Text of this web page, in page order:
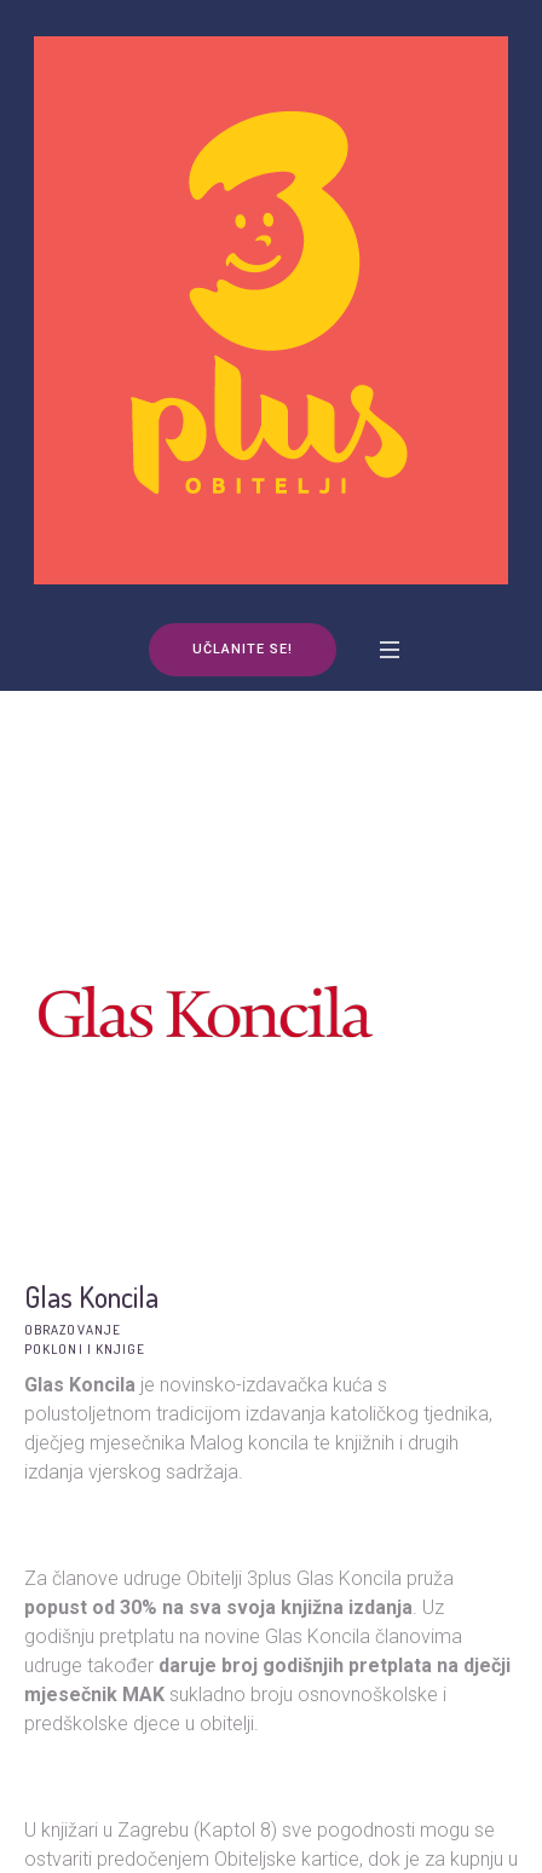
UČLANITE SE!
Glas Koncila
OBRAZOVANJE
POKLONI I KNJIGE
Glas Koncila je novinsko-izdavačka kuća s
polustoljetnom tradicijom izdavanja katoličkog tjednika,
dječjeg mjesečnika Malog koncila te knjižnih i drugih
izdanja vjerskog sadržaja.
Za članove udruge Obitelji 3plus Glas Koncila pruža
popust od 30% na sva svoja knjižna izdanja. Uz
godišnju pretplatu na novine Glas Koncila članovima
udruge također daruje broj godišnjih pretplata na dječji
mjesečnik MAKsukladno broju osnovnoškolske i
predškolske djece u obitelji.
U knjižari u Zagrebu (Kaptol 8) sve pogodnosti mogu se
ostvariti predočenjem Obiteljske kartice, dok je za kupnju u